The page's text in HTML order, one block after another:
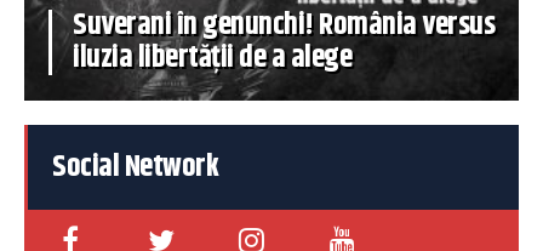
Suverani în genunchi! România versus
iluzia libertății de a alege
Social Network